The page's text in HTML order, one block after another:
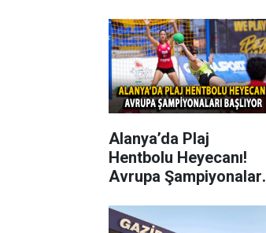
Alanya’da Plaj
Hentbolu Heyecanı!
Avrupa Şampiyonaları